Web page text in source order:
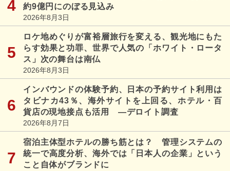
約9億円にのぼる見込み
2026年8月3日
ロケ地めぐりが富裕層旅行を変える、観光地にもた
らす効果と功罪、世界で人気の「ホワイト・ロータ
ス」次の舞台は南仏
2026年8月3日
インバウンドの体験予約、日本の予約サイト利用は
タビナカ43％、海外サイトを上回る、ホテル・百
貨店の現地接点も活用 ―デロイト調査
2026年8月7日
宿泊主体型ホテルの勝ち筋とは？ 管理システムの
統一で高度分析、海外では「日本人の企業」という
こと自体がブランドに